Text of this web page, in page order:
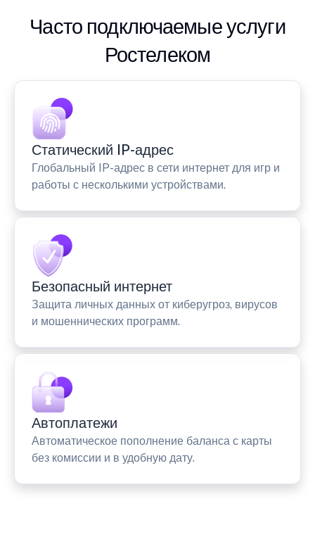
Часто подключаемые услуги
Ростелеком
Статический IP-адрес
Глобальный IP-адрес в сети интернет для игр и
работы с несколькими устройствами.
Безопасный интернет
Защита личных данных от киберугроз, вирусов
и мошеннических программ.
Автоплатежи
Автоматическое пополнение баланса с карты
без комиссии и в удобную дату.